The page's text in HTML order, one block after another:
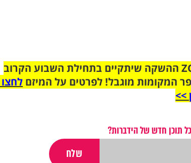
הצטרפו לקבוצת הוואטסאפ לקראת ZOOM ההשקה שיתקיים בתחילת השבוע הקרוב
המקומות מוגבל! לפרטים על המיזם
>>
תוכן חדש של הידברות?